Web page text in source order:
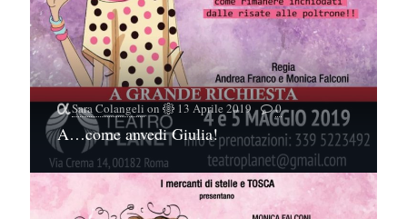
Sara Colangeli on 13 Aprile 2019 0
A…come anvedi Giulia!